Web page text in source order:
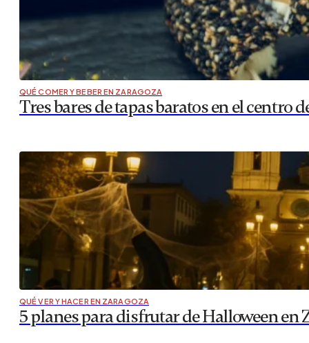
QUÉ COMER Y BEBER EN ZARAGOZA
Tres bares de tapas baratos en el centro
QUÉ VER Y HACER EN ZARAGOZA
5 planes para disfrutar de Halloween en